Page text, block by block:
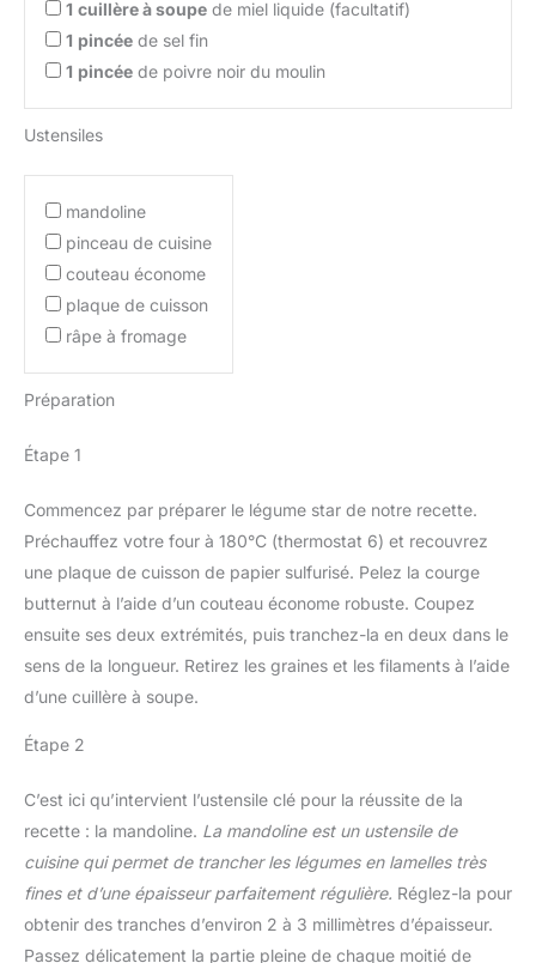
1 cuillère à soupe de miel liquide (facultatif)
1 pincée de sel fin
1 pincée de poivre noir du moulin
Ustensiles
mandoline
pinceau de cuisine
couteau économe
plaque de cuisson
râpe à fromage
Préparation
Étape 1
Commencez par préparer le légume star de notre recette.
Préchauffez votre four à 180°C (thermostat 6) et recouvrez
une plaque de cuisson de papier sulfurisé. Pelez la courge
butternut à l’aide d’un couteau économe robuste. Coupez
ensuite ses deux extrémités, puis tranchez-la en deux dans le
sens de la longueur. Retirez les graines et les filaments à l’aide
d’une cuillère à soupe.
Étape 2
C’est ici qu’intervient l’ustensile clé pour la réussite de la
recette : la mandoline. La mandoline est un ustensile de
cuisine qui permet de trancher les légumes en lamelles très
fines et d’une épaisseur parfaitement régulière. Réglez-la pour
obtenir des tranches d’environ 2 à 3 millimètres d’épaisseur.
Passez délicatement la partie pleine de chaque moitié de